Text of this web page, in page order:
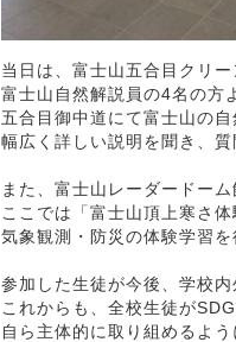
当日は、富士山五合目クリー
富士山自然解説員の4名の方
五合目御中道にて富士山の
幅広く詳しい説明を聞き、
また、富士山レーダードーム
ここでは「富士山頂上寒さ
気象観測・防災の体験学習
参加した生徒が今後、学校
これからも、全校生徒が
自ら主体的に取り組めるよ